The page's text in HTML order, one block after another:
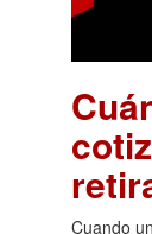
Cuando